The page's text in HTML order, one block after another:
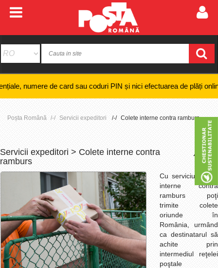
card sau coduri PIN și nici efectuarea de plăți online ale unor taxe
Poșta Română Servicii expeditori Colete interne contra ramburs
Servicii expeditori > Colete interne contra
ramburs
+
Cu serviciul colete
interne contra
ramburs poţi
trimite colete
oriunde în
România, urmând
ca destinatarul să
achite prin
intermediul reţelei
poştale